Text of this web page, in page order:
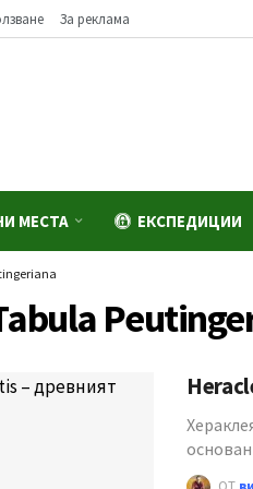
За реклама
МЕСТА ЕКСПЕДИЦИИ